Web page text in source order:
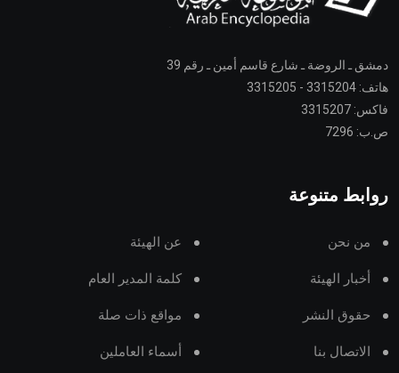
دمشق ـ الروضة ـ شارع قاسم أمين ـ رقم 39
هاتف: 3315204 - 3315205
فاكس: 3315207
ص.ب: 7296
روابط متنوعة
من نحن عن الهيئة
أخبار الهيئة كلمة المدير العام
حقوق النشر مواقع ذات صلة
الاتصال بنا أسماء العاملين